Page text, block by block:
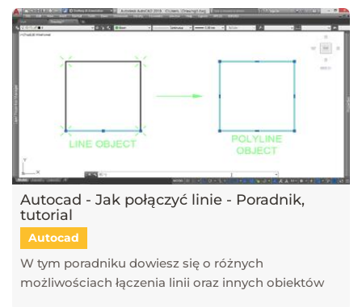
które pomagają tworzyć profesjonalne i fotorealistyczne wizualizacje.
Dowiesz się również, jak sztuczna inteligencja zmienia pracę
projektantów, jakie są najlepsze praktyki w renderingu oraz jak
optymalizować proces projektowy. Śledź nasz blog, aby pozostać na
bieżąco z technologią i rozwijać swoje umiejętności w projektowaniu
Autocad - Jak połączyć linie - Poradnik,
tutorial
Autocad
W tym poradniku dowiesz się o różnych
możliwościach łączenia linii oraz innych obiektów